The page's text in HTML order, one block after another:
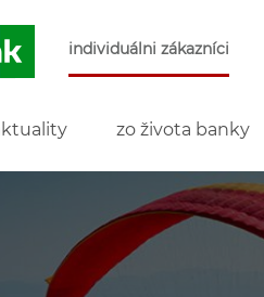
individuálni zákazníci
zo života banky